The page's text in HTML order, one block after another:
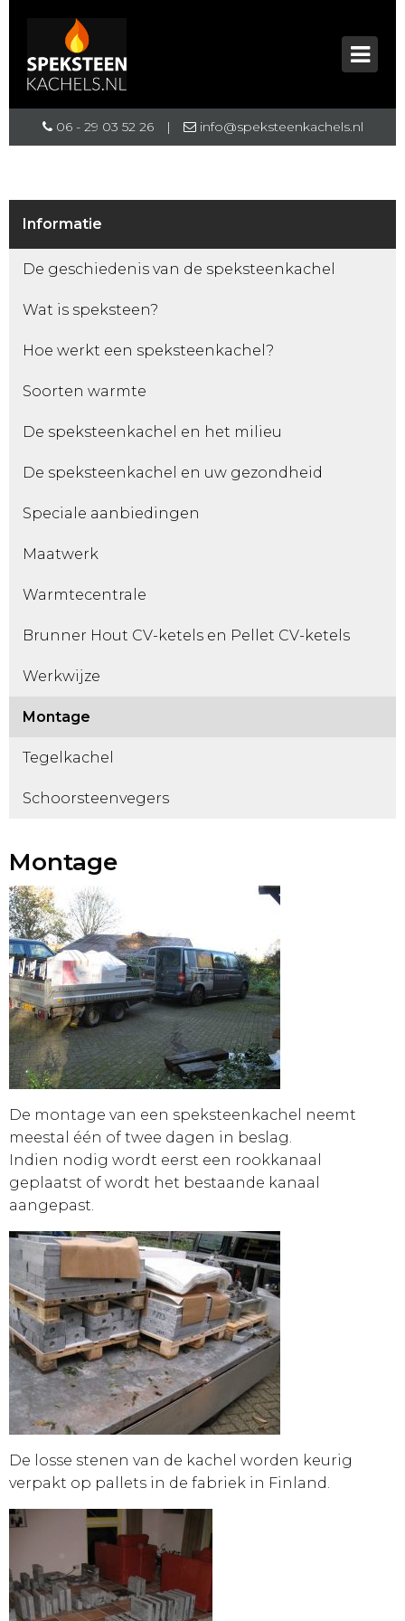
06 - 29 03 52 26 | info@speksteenkachels.nl
Informatie
De geschiedenis van de speksteenkachel
Wat is speksteen?
Hoe werkt een speksteenkachel?
Soorten warmte
De speksteenkachel en het milieu
De speksteenkachel en uw gezondheid
Speciale aanbiedingen
Maatwerk
Warmtecentrale
Brunner Hout CV-ketels en Pellet CV-ketels
Werkwijze
Montage
Tegelkachel
Schoorsteenvegers
Montage
De montage van een speksteenkachel neemt
meestal één of twee dagen in beslag.
Indien nodig wordt eerst een rookkanaal
geplaatst of wordt het bestaande kanaal
aangepast.
De losse stenen van de kachel worden keurig
verpakt op pallets in de fabriek in Finland.